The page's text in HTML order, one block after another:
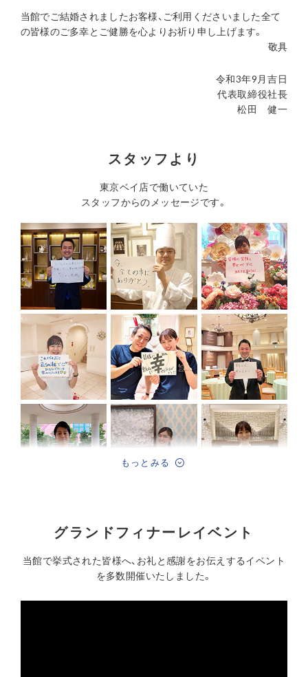
当館でご結婚されましたお客様、ご利用くださいました全て
の皆様のご多幸とご健勝を心よりお祈り申し上げます。
敬具
令和3年9月吉日
代表取締役社長
松田 健一
スタッフより
東京ベイ店で働いていた
スタッフからのメッセージです。
もっとみる
グランドフィナーレイベント
当館で挙式された皆様へ、お礼と感謝をお伝えするイベント
を多数開催いたしました。